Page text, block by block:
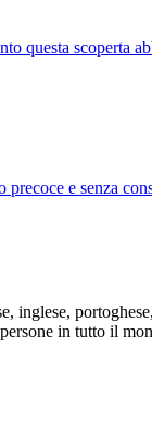
questa scoperta
e senza
in tutto il